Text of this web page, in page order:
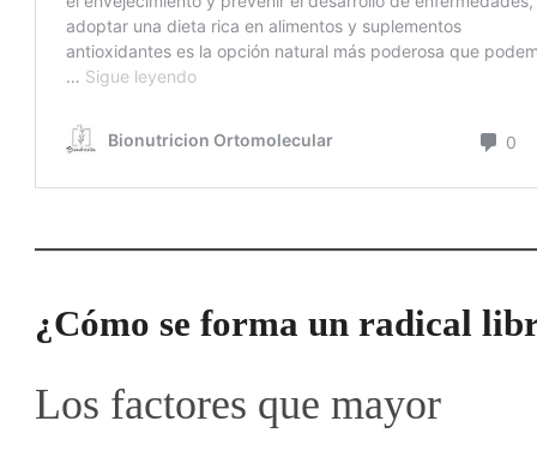
¿Cómo se forma un radical
Los factores que mayor